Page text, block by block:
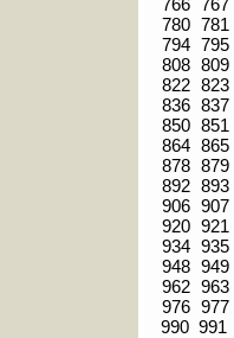
766 767
780 781
794 795
808 809
822 823
836 837
850 851
864 865
878 879
892 893
906 907
920 921
934 935
948 949
962 963
976 977
990 991